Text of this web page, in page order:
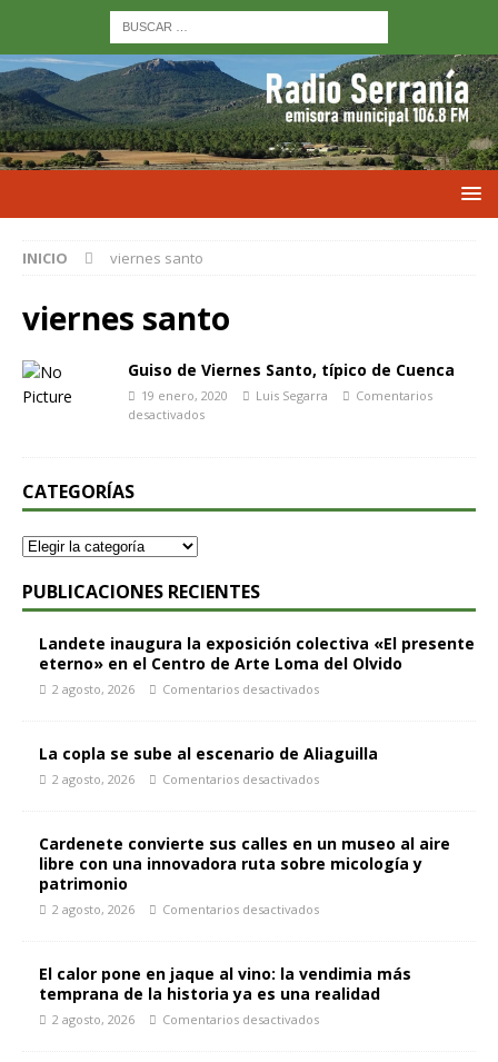
INICIO viernes santo
viernes santo
Guiso de Viernes Santo, típico de Cuenca
19 enero, 2020 Luis Segarra
Comentarios
desactivados
CATEGORÍAS
PUBLICACIONES RECIENTES
Landete inaugura la exposición colectiva «El presente
eterno» en el Centro de Arte Loma del Olvido
2 agosto, 2026 Comentarios desactivados
La copla se sube al escenario de Aliaguilla
2 agosto, 2026 Comentarios desactivados
Cardenete convierte sus calles en un museo al aire
libre con una innovadora ruta sobre micología y
patrimonio
2 agosto, 2026 Comentarios desactivados
El calor pone en jaque al vino: la vendimia más
temprana de la historia ya es una realidad
2 agosto, 2026 Comentarios desactivados